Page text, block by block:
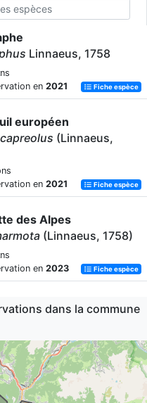
Linnaeus, 1758
en 2021 Fiche espèce
européen
(Linnaeus,
en 2021 Fiche espèce
des Alpes
(Linnaeus, 1758)
en 2023 Fiche espèce
des Alpes
en2021 Fiche espèce
dans la commune